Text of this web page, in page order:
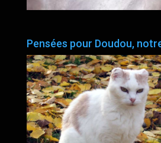
Pensées pour Doudou,